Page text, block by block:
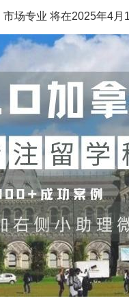
场专业 将在2025年4月